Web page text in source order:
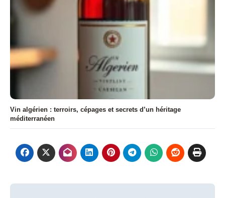
Vin algérien : terroirs, cépages et secrets d’un héritage
méditerranéen